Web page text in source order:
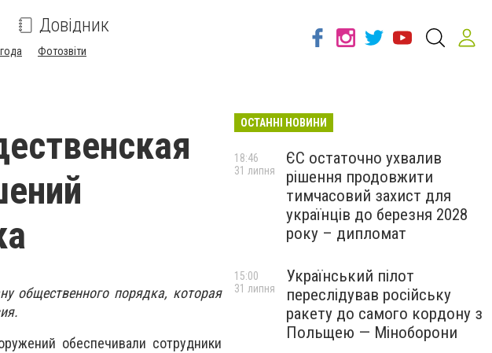
Довідник
Фотозвіти
общественного порядка, которая
обеспечивали сотрудники
ОСТАННІ НОВИНИ
ЄС остаточно ухвалив
рішення продовжити
тимчасовий захист для
українців до березня 2028
року – дипломат
18:46
31 липня
Український пілот
переслідував російську
ракету до самого кордону з
Польщею — Міноборони
15:00
31 липня